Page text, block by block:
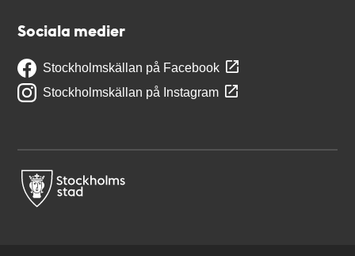
Sociala medier
Stockholmskällan på Facebook
Stockholmskällan på Instagram